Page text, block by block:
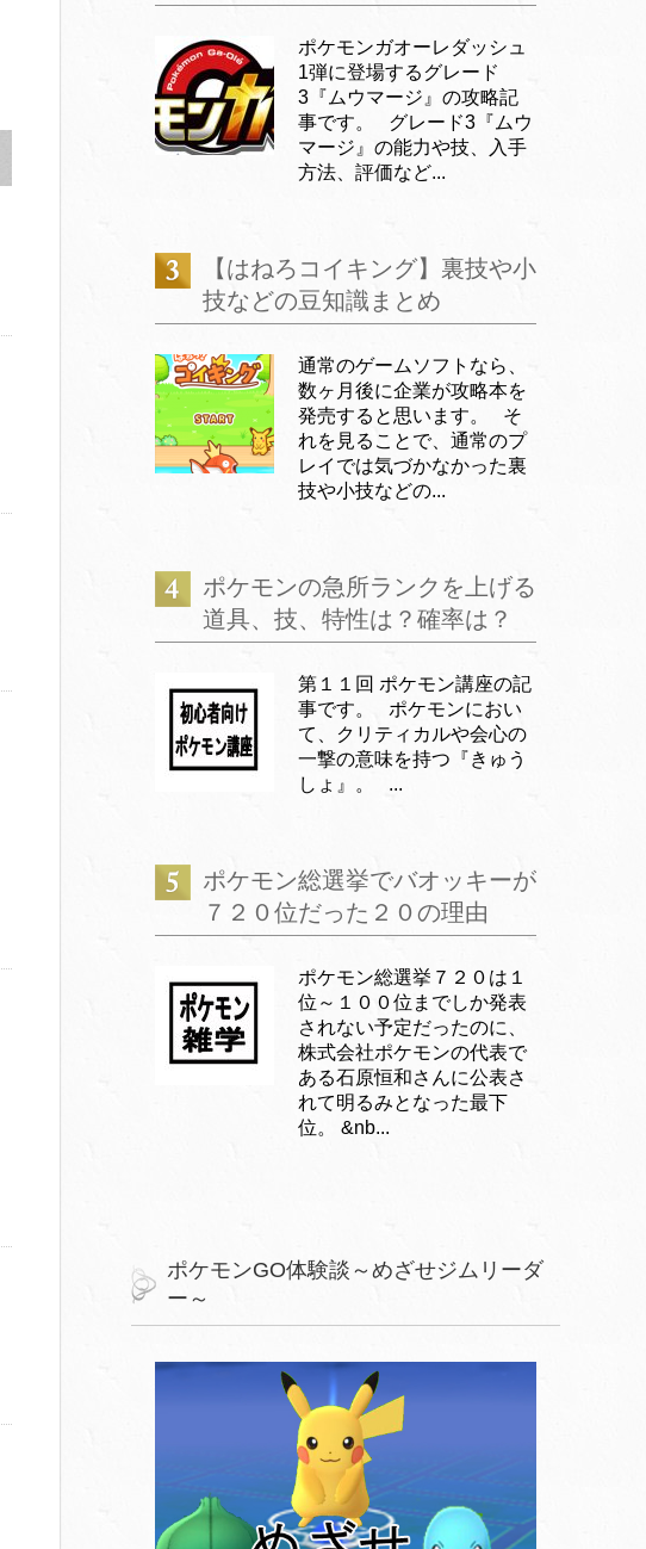
ポケモンガオーレダッシュ
1弾に登場するグレード
3『ムウマージ』の攻略記
事です。 グレード3『ムウ
マージ』の能力や技、入手
方法、評価など...
【はねろコイキング】裏技や小
技などの豆知識まとめ
通常のゲームソフトなら、
数ヶ月後に企業が攻略本を
発売すると思います。 そ
れを見ることで、通常のプ
レイでは気づかなかった裏
技や小技などの...
ポケモンの急所ランクを上げる
道具、技、特性は？確率は？
第１１回 ポケモン講座の記
事です。 ポケモンにおい
て、クリティカルや会心の
一撃の意味を持つ『きゅう
しょ』。 ...
ポケモン総選挙でバオッキーが
７２０位だった２０の理由
ポケモン総選挙７２０は１
位～１００位までしか発表
されない予定だったのに、
株式会社ポケモンの代表で
ある石原恒和さんに公表さ
れて明るみとなった最下
位。 &nb...
ポケモンGO体験談～めざせジムリーダ
ー～